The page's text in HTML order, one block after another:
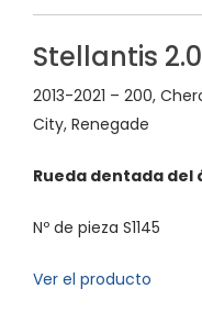
Stellantis
2013-2021 – 200,
City, Renegade
Rueda dentada del
Nº de pieza S1145
Ver el producto